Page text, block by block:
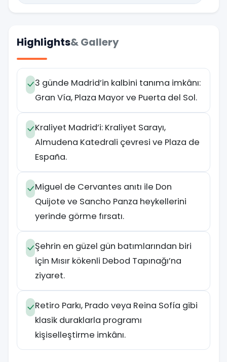
Highlights& Gallery
3 günde Madrid’in kalbini tanıma imkânı:
Gran Vía, Plaza Mayor ve Puerta del Sol.
Kraliyet Madrid’i: Kraliyet Sarayı,
Almudena Katedrali çevresi ve Plaza de
España.
Miguel de Cervantes anıtı ile Don
Quijote ve Sancho Panza heykellerini
yerinde görme fırsatı.
Şehrin en güzel gün batımlarından biri
için Mısır kökenli Debod Tapınağı’na
ziyaret.
Retiro Parkı, Prado veya Reina Sofía gibi
klasik duraklarla programı
kişiselleştirme imkânı.